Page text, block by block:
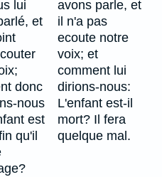
lui
et
donc
nous
est
qu'il
avons parle, et
il n'a pas
ecoute notre
voix; et
comment lui
dirions-nous:
L'enfant est-il
mort? Il fera
quelque mal.